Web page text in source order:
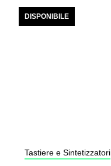
DISPONIBILE
Tastiere e Sintetizzatori